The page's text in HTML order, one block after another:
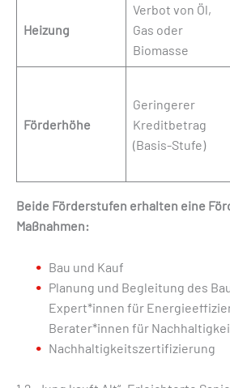
Heizung
Verbot von Öl,
Gas oder
Biomasse
Förderhöhe
Geringerer
Kreditbetrag
(Basis-Stufe)
Beide Förderstufen erhalten eine
Maßnahmen:
Bau und Kauf
Planung und Begleitung des
Expert*innen für
Berater*innen für
Nachhaltigkeitszertifizierung